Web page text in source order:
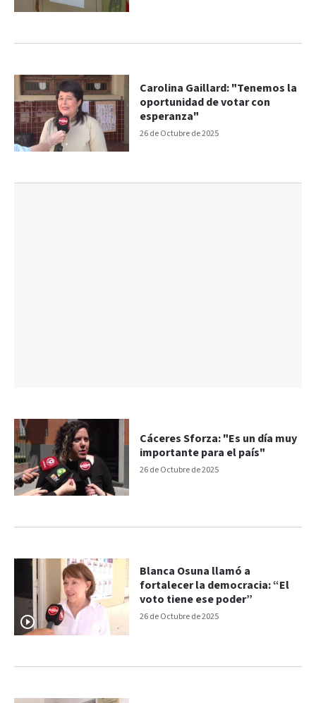
26 de Octubre de 2025
Carolina Gaillard: "Tenemos la
oportunidad de votar con
esperanza"
26 de Octubre de 2025
Cáceres Sforza: "Es un día muy
importante para el país"
26 de Octubre de 2025
Blanca Osuna llamó a
fortalecer la democracia: “El
voto tiene ese poder”